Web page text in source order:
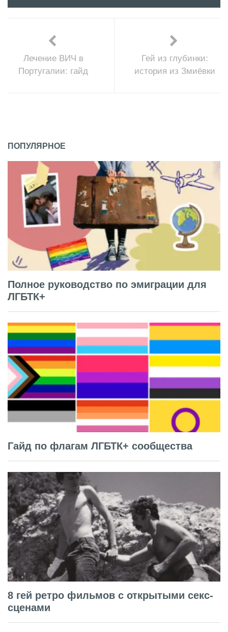
Лечение ВИЧ в
Португалии: гайд
Гей из глубинки:
история из Змиёвки
ПОПУЛЯРНОЕ
Полное руководство по эмиграции для
ЛГБТК+
Гайд по флагам ЛГБТК+ сообщества
8 гей ретро фильмов с открытыми секс-
сценами